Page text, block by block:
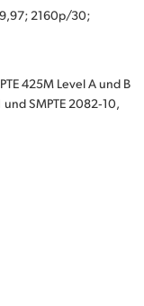
2160p/30;
425M Level A und B
und SMPTE 2082‑10,